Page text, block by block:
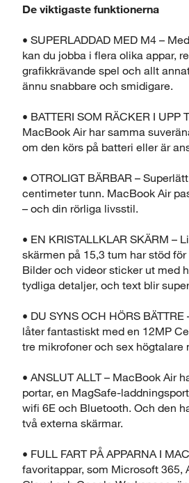
De viktigaste funktionerna
• SUPERLADDAD MED M4 –
kan du jobba i flera olika appar,
grafikkrävande spel och allt
ännu snabbare och smidigare.
• BATTERI SOM RÄCKER I UPP
MacBook Air har samma
om den körs på batteri eller är
• OTROLIGT BÄRBAR –
centimeter tunn. MacBook Air
– och din rörliga livsstil.
• EN KRISTALLKLAR SKÄRM –
skärmen på 15,3 tum har stöd
Bilder och videor sticker ut med
tydliga detaljer, och text blir
• DU SYNS OCH HÖRS
låter fantastiskt med en 12MP
tre mikrofoner och sex högtalare
• ANSLUT ALLT – MacBook Air
portar, en MagSafe-
wifi 6E och Bluetooth. Och den
två externa skärmar.
• FULL FART PÅ APPARNA I
favoritappar, som Microsoft 365,